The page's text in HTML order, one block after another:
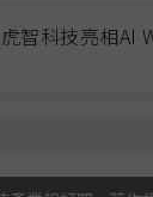
智科技亮相AI